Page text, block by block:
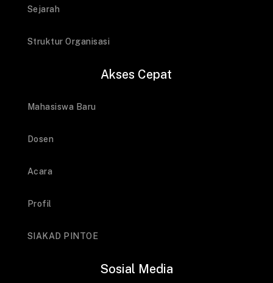
Sejarah
Struktur Organisasi
Akses Cepat
Mahasiswa Baru
Dosen
Acara
Profil
SIAKAD PINTOE
Sosial Media